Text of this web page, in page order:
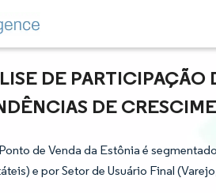
DE
DE
de Venda da Estônia é
e por Setor de Usuário Final